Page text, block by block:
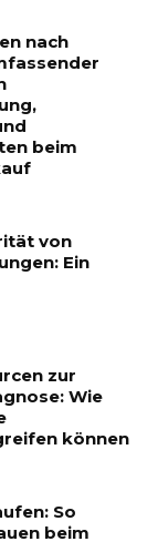
nach
beim
von
Ein
zur
Wie
können
So
beim